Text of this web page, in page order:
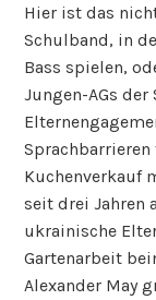
Hier ist das
Schulband, in
Bass spielen,
Jungen-AGs
Kuchenverkauf
seit drei Jahren
ukrainische
Gartenarbeit
Alexander May